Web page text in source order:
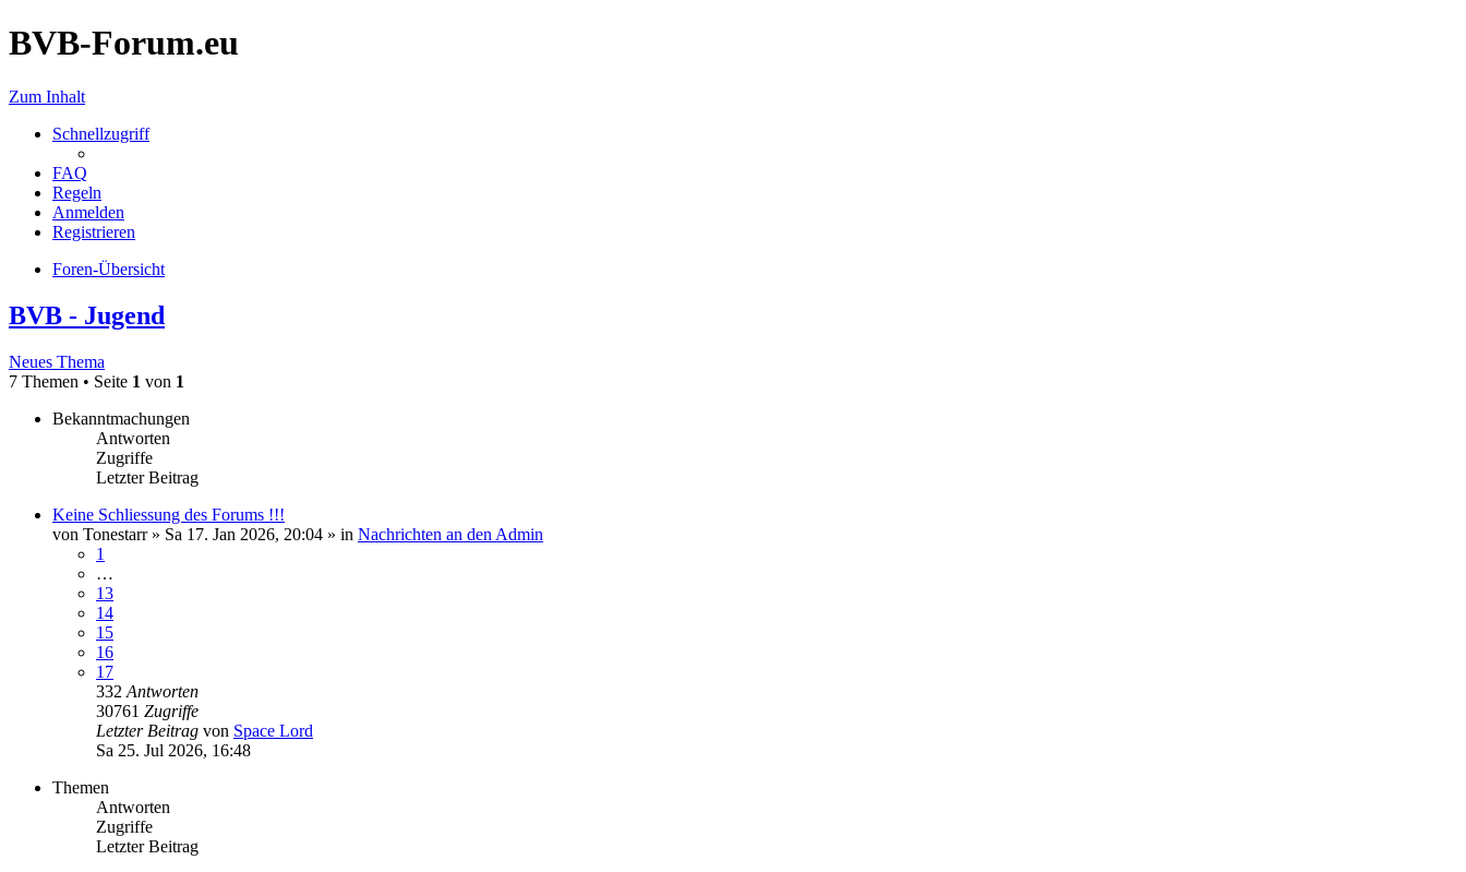
BVB-Forum.eu
Zum Inhalt
Schnellzugriff
FAQ
Regeln
Anmelden
Registrieren
Foren-Übersicht
BVB - Jugend
Neues Thema
7 Themen • Seite 1 von 1
Bekanntmachungen
Antworten
Zugriffe
Letzter Beitrag
Keine Schliessung des Forums !!!
von Tonestarr» Sa 17. Jan 2026, 20:04 » in Nachrichten an den Admin
1
…
13
14
15
16
17
332 Antworten
30761 Zugriffe
Letzter Beitrag von Space Lord
Sa 25. Jul 2026, 16:48
Themen
Antworten
Zugriffe
Letzter Beitrag